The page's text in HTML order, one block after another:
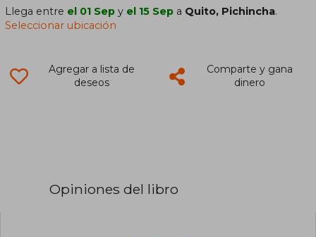
Llega entre el 01 Sep y el 15 Sep a Quito, Pichincha.
Seleccionar ubicación
Agregar a lista de
deseos
Comparte y gana
dinero
Opiniones del libro